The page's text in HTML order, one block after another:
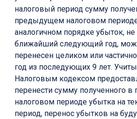
налоговый период сумму
предыдущем налоговом
аналогичном порядке убыток,
ближайший следующий год,
перенесен целиком или
год из последующих 9 лет.
Налоговым кодексом
перенести сумму полученного
налоговом периоде убытка на
период, перенос убытков на